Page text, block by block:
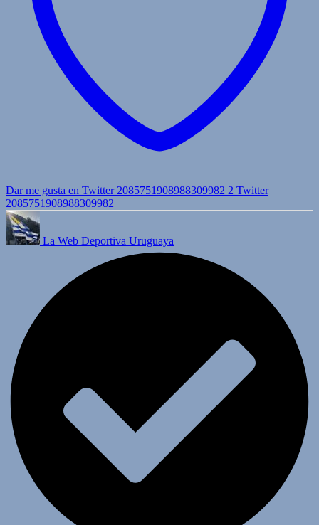
Dar me gusta en Twitter 2085751908988309982 2 Twitter
2085751908988309982
La Web Deportiva Uruguaya